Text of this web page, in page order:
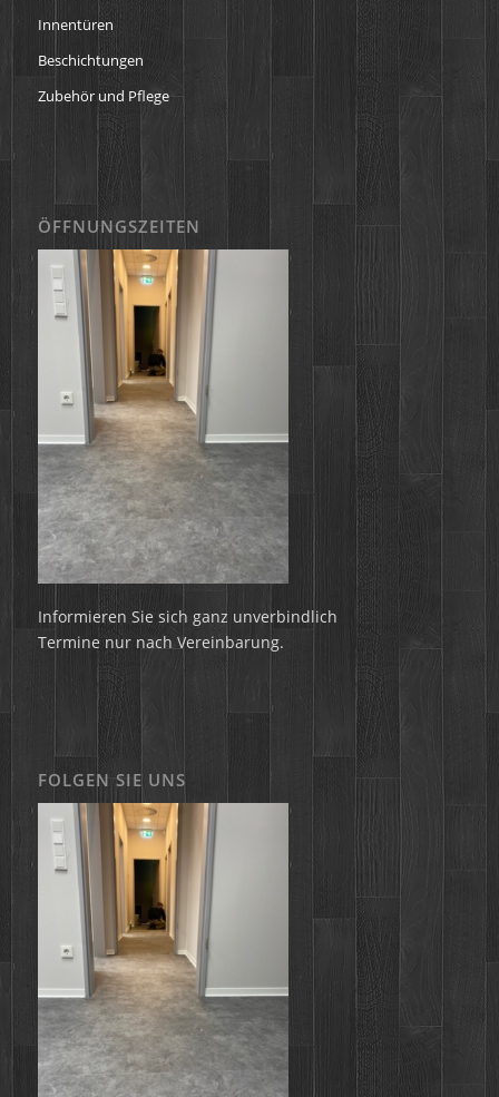
Innentüren
Beschichtungen
Zubehör und Pflege
ÖFFNUNGSZEITEN
Informieren Sie sich ganz unverbindlich
Termine nur nach Vereinbarung.
FOLGEN SIE UNS